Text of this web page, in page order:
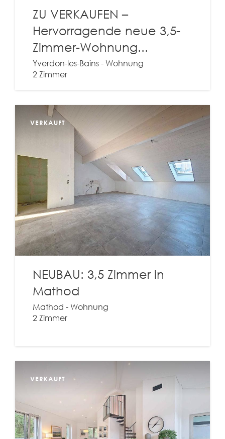
ZU VERKAUFEN –
Hervorragende neue 3,5-
Zimmer-Wohnung...
Yverdon-les-Bains - Wohnung
2 Zimmer
VERKAUFT
NEUBAU: 3,5 Zimmer in
Mathod
Mathod - Wohnung
2 Zimmer
VERKAUFT